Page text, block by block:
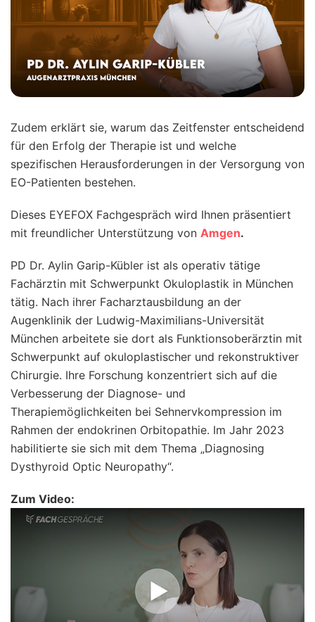
Zudem erklärt sie, warum das Zeitfenster entscheidend
für den Erfolg der Therapie ist und welche
spezifischen Herausforderungen in der Versorgung von
EO-Patienten bestehen.
Dieses EYEFOX Fachgespräch wird Ihnen präsentiert
mit freundlicher Unterstützung von Amgen.
PD Dr. Aylin Garip-Kübler ist als operativ tätige
Fachärztin mit Schwerpunkt Okuloplastik in München
tätig. Nach ihrer Facharztausbildung an der
Augenklinik der Ludwig-Maximilians-Universität
München arbeitete sie dort als Funktionsoberärztin mit
Schwerpunkt auf okuloplastischer und rekonstruktiver
Chirurgie. Ihre Forschung konzentriert sich auf die
Verbesserung der Diagnose- und
Therapiemöglichkeiten bei Sehnervkompression im
Rahmen der endokrinen Orbitopathie. Im Jahr 2023
habilitierte sie sich mit dem Thema „Diagnosing
Dysthyroid Optic Neuropathy“.
Zum Video: